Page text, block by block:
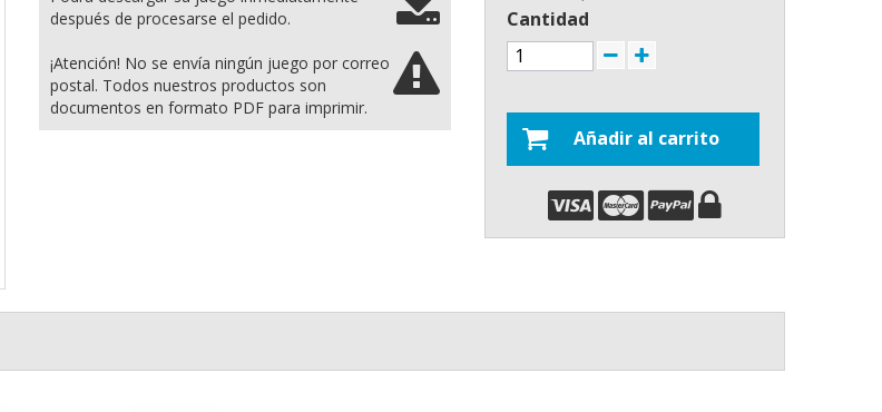
después de procesarse el pedido.
¡Atención! No se envía ningún juego por correo
postal. Todos nuestros productos son
documentos en formato PDF para imprimir.
Cantidad
Añadir al carrito